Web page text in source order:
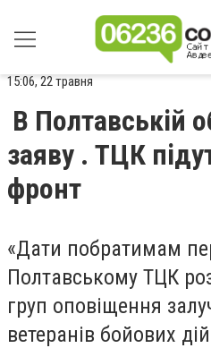
15:06, 22 травня
В Полтавській
заяву . ТЦК
фронт
«Дати побратимам
Полтавському ТЦК
груп оповіщення
ветеранів бойових